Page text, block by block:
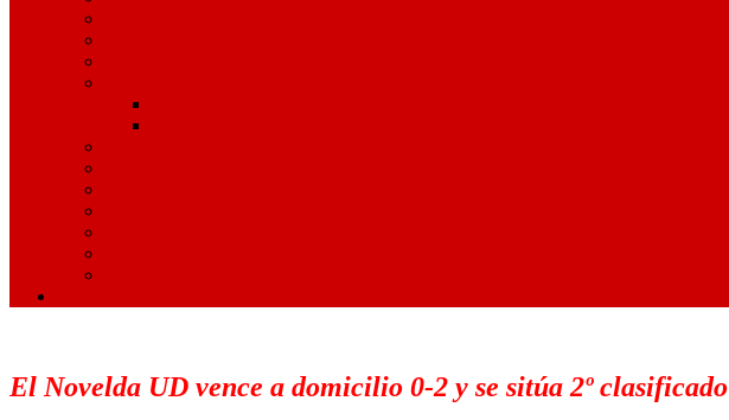
El Novelda UD vence a domicilio 0-2 y se sitúa 2º clasificado